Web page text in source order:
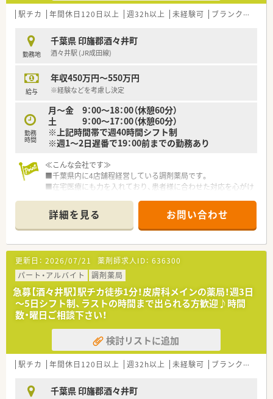
駅チカ 年間休日120日以上 週32h以上 未経験可 ブランク可
勤務地
千葉県 印旛郡酒々井町
酒々井駅 (JR成田線)
給与
年収450万円～550万円
※経験などを考慮し決定
勤務
時間
月～金 9：00～18：00（休憩60分）
土 9：00～17：00（休憩60分）
※上記時間帯で週40時間シフト制
※週1～2日遅番で19：00前までの勤務あり
≪こんな会社です≫
■千葉県内に4店舗程経営している調剤薬局です。
■在宅医療にも力を入れており、患者様に合わせた対応を心がけ
■店舗ごとに地域に根差した薬局を目指しており、モチベーショ
ンの高い薬剤師が勤務しています。
詳細を見る お問い合わせ
更新日： 2026/07/21 薬剤師求人ID： 636300
パート・アルバイト
調剤薬局
急募【酒々井駅】駅チカ徒歩1分！皮膚科メインの薬局！週3日
～5日シフト制、ラストの時間まで出られる方歓迎♪時間
数・曜日ご相談下さい！
検討リストに追加
駅チカ 年間休日120日以上 週32h以上 未経験可 ブランク可
千葉県 印旛郡酒々井町